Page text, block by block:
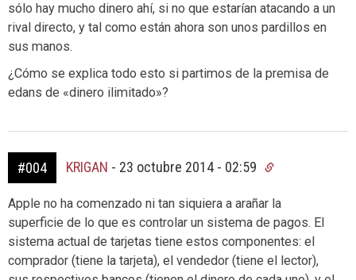
sólo hay mucho dinero ahí, si no que estarían atacando a un
rival directo, y tal como están ahora son unos pardillos en
sus manos.
¿Cómo se explica todo esto si partimos de la premisa de
edans de «dinero ilimitado»?
#004 KRIGAN - 23 octubre 2014 - 02:59
Apple no ha comenzado ni tan siquiera a arañar la
superficie de lo que es controlar un sistema de pagos. El
sistema actual de tarjetas tiene estos componentes: el
comprador (tiene la tarjeta), el vendedor (tiene el lector),